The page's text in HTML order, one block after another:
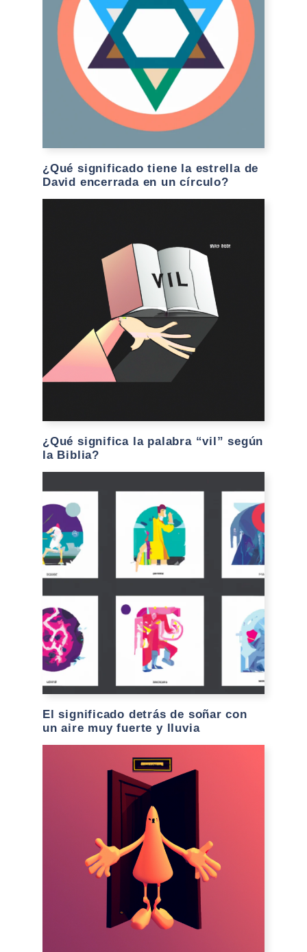
¿Qué significado tiene la estrella de
David encerrada en un círculo?
¿Qué significa la palabra “vil” según
la Biblia?
El significado detrás de soñar con
un aire muy fuerte y lluvia